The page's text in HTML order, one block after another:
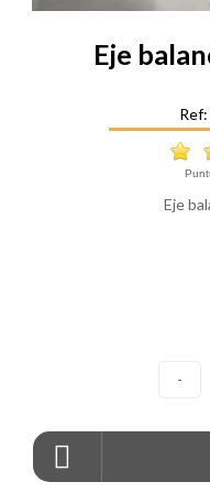
Eje
Eje
-